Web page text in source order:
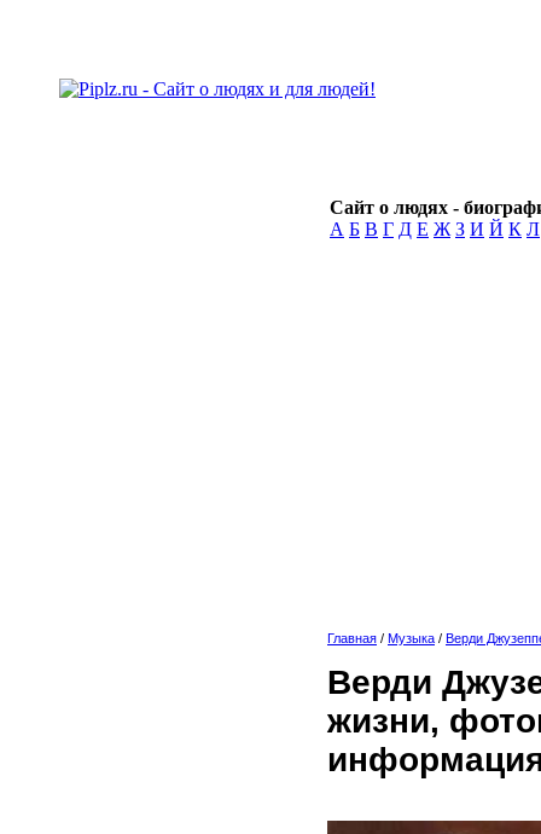
Сайт о людях -
А Б В Г Д Е Ж З И Й К Л
Главная / Музыка / Верди
Верди
жизни,